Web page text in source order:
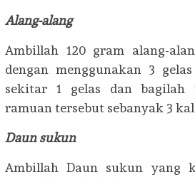
Alang-alang
Ambillah 120 gram alang-
dengan menggunakan 3
sekitar 1 gelas dan bagilah
ramuan tersebut sebanyak 3
Daun sukun
Ambillah Daun sukun yang